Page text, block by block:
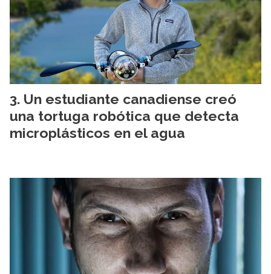
Un estudiante canadiense creó
una tortuga robótica que detecta
microplásticos en el agua